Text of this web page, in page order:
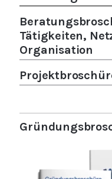
Tätigkeiten,
Organisation